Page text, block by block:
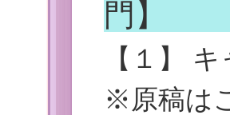
【１】
※原稿は